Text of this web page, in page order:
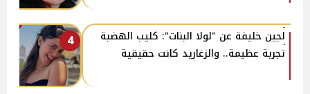
4
لجين خليفة عن "لولا البنات": كليب الهضبة
تجربة عظيمة.. والزغاريد كانت حقيقية